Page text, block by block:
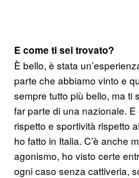
E come ti sei trovato?
È bello, è stata
parte che abbiamo vinto e
sempre tutto più bello, ma ti
far parte di una nazionale. E
rispetto e sportività rispetto
ho fatto in Italia. C’è anche
agonismo, ho visto certe
ogni caso senza cattiveria,